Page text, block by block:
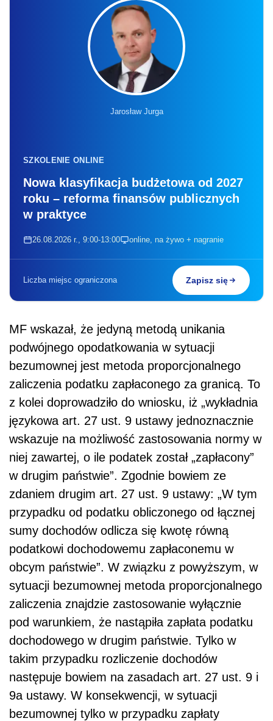
Jarosław Jurga
SZKOLENIE ONLINE
Nowa klasyfikacja budżetowa od 2027
roku – reforma finansów publicznych
w praktyce
26.08.2026 r., 9:00-13:00 online, na żywo + nagranie
Liczba miejsc ograniczona Zapisz się
MF wskazał, że jedyną metodą unikania
podwójnego opodatkowania w sytuacji
bezumownej jest metoda proporcjonalnego
zaliczenia podatku zapłaconego za granicą. To
z kolei doprowadziło do wniosku, iż „wykładnia
językowa art. 27 ust. 9 ustawy jednoznacznie
wskazuje na możliwość zastosowania normy w
niej zawartej, o ile podatek został „zapłacony”
w drugim państwie”. Zgodnie bowiem ze
zdaniem drugim art. 27 ust. 9 ustawy: „W tym
przypadku od podatku obliczonego od łącznej
sumy dochodów odlicza się kwotę równą
podatkowi dochodowemu zapłaconemu w
obcym państwie”. W związku z powyższym, w
sytuacji bezumownej metoda proporcjonalnego
zaliczenia znajdzie zastosowanie wyłącznie
pod warunkiem, że nastąpiła zapłata podatku
dochodowego w drugim państwie. Tylko w
takim przypadku rozliczenie dochodów
następuje bowiem na zasadach art. 27 ust. 9 i
9a ustawy. W konsekwencji, w sytuacji
bezumownej tylko w przypadku zapłaty